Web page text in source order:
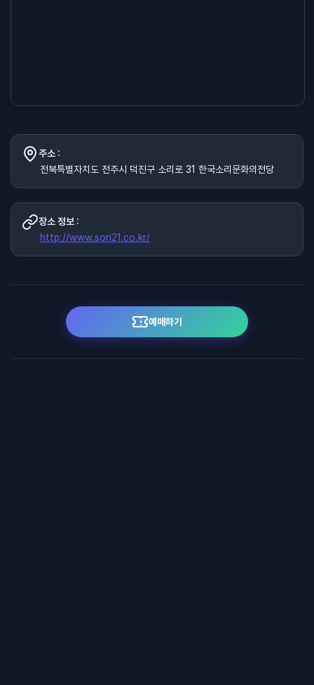
주소 :
전북특별자치도 전주시 덕진구 소리로 31 한국소리문화의전당
장소 정보 :
http://www.sori21.co.kr/
예매하기